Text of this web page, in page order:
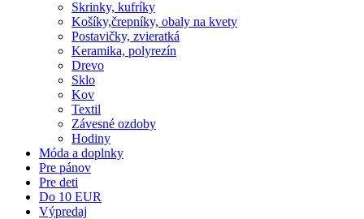
Skrinky, kufríky
Košíky,črepníky, obaly na kvety
Postavičky, zvieratká
Keramika, polyrezín
Drevo
Sklo
Kov
Textil
Závesné ozdoby
Hodiny
Móda a doplnky
Pre pánov
Pre deti
Do 10 EUR
Výpredaj